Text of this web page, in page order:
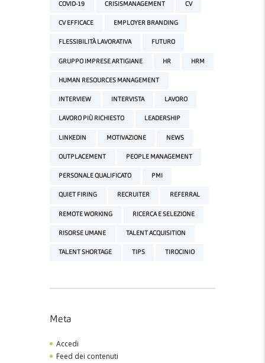
COVID-19 CRISISMANAGEMENT CV
CV EFFICACE EMPLOYER BRANDING
FLESSIBILITÀ LAVORATIVA FUTURO
GRUPPO IMPRESE ARTIGIANE HR HRM
HUMAN RESOURCES MANAGEMENT
INTERVIEW INTERVISTA LAVORO
LAVORO PIÙ RICHIESTO LEADERSHIP
LINKEDIN MOTIVAZIONE NEWS
OUTPLACEMENT PEOPLE MANAGEMENT
PERSONALE QUALIFICATO PMI
QUIET FIRING RECRUITER REFERRAL
REMOTE WORKING RICERCA E SELEZIONE
RISORSE UMANE TALENT ACQUISITION
TALENT SHORTAGE TIPS TIROCINIO
Meta
Accedi
Feed dei contenuti